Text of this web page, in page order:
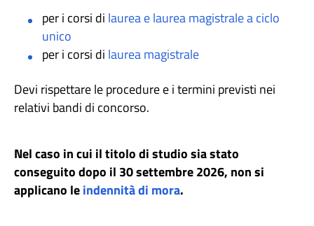
per i corsi di laurea e laurea magistrale a ciclo
unico
per i corsi di laurea magistrale
Devi rispettare le procedure e i termini previsti nei
relativi bandi di concorso.
Nel caso in cui il titolo di studio sia stato
conseguito dopo il 30 settembre 2026, non si
applicano leindennità di mora.